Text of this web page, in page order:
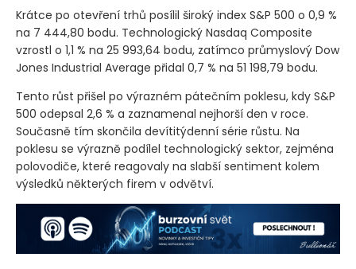
Krátce po otevření trhů posílil široký index S&P 500 o 0,9 %
na 7 444,80 bodu. Technologický Nasdaq Composite
vzrostl o 1,1 % na 25 993,64 bodu, zatímco průmyslový Dow
Jones Industrial Average přidal 0,7 % na 51 198,79 bodu.
Tento růst přišel po výrazném pátečním poklesu, kdy S&P
500 odepsal 2,6 % a zaznamenal nejhorší den v roce.
Současně tím skončila devítitýdenní série růstu. Na
poklesu se výrazně podílel technologický sektor, zejména
polovodiče, které reagovaly na slabší sentiment kolem
výsledků některých firem v odvětví.